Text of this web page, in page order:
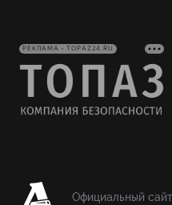
РЕКЛАМА • TOPAZ24.RU
Официальный